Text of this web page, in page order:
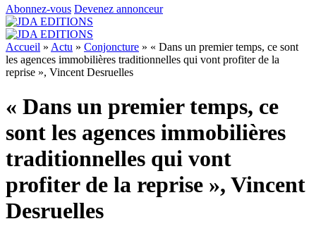
Abonnez-vous Devenez annonceur
Accueil » Actu » Conjoncture » « Dans un premier temps, ce sont
les agences immobilières traditionnelles qui vont profiter de la
reprise », Vincent Desruelles
« Dans un premier temps, ce
sont les agences immobilières
traditionnelles qui vont
profiter de la reprise », Vincent
Desruelles